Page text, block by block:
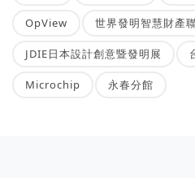
OpView 世界發明智慧財產
JDIE日本設計創意暨發明展
Microchip 永春分館